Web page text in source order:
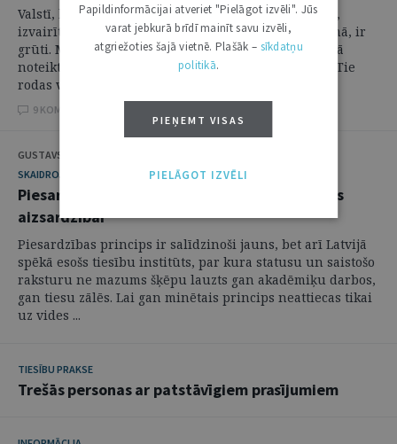
Valstī, kurā advokātu skaits nav neizmērojami plašs,
izvairīties no interešu konfliktiem, labākajā gadījumā, ir
grūti. Maldīga ir doma, ka, limitējot savu praksi kādā
noteiktā sfērā, no konfliktiem iespējams izvairīties. Tie
rodas visās tiesību ...
9 KOMENTĀRI
GUSTAVS GAILIS
SKAIDROJUMI. VIEDOKĻI
Piesardzības principa piemērošana jūras vides
aizsardzībai
Piesardzības princips ir salīdzinoši jauns, bet arī Latvijā
spēkā esošs tiesību institūts, par kura statusu un saistošo
raksturu ne mazums šķēpu lauzts gan akadēmiķu darbos,
gan tiesu zālēs. Lai gan minētais princips neattiecas tikai
uz vides ...
TIESĪBU PRAKSE
Trešās personas ar patstāvīgiem prasījumiem
Papildinformācijai atveriet "Pielāgot izvēli". Jūs
varat jebkurā brīdī mainīt savu izvēli,
atgriežoties šajā vietnē. Plašāk – sīkdatņu
politikā.
PIEŅEMT VISAS
PIELĀGOT IZVĒLI